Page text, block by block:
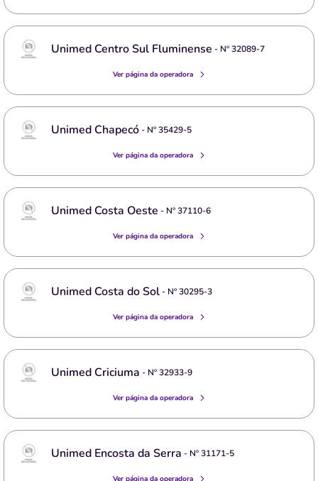
Unimed Centro Sul Fluminense - Nº32089-7
Ver página da operadora
Unimed Chapecó- Nº35429-5
Ver página da operadora
Unimed Costa Oeste - Nº37110-6
Ver página da operadora
Unimed Costa do Sol- Nº30295-3
Ver página da operadora
Unimed Criciuma - Nº32933-9
Ver página da operadora
Unimed Encosta da Serra - Nº31171-5
Ver página da operadora